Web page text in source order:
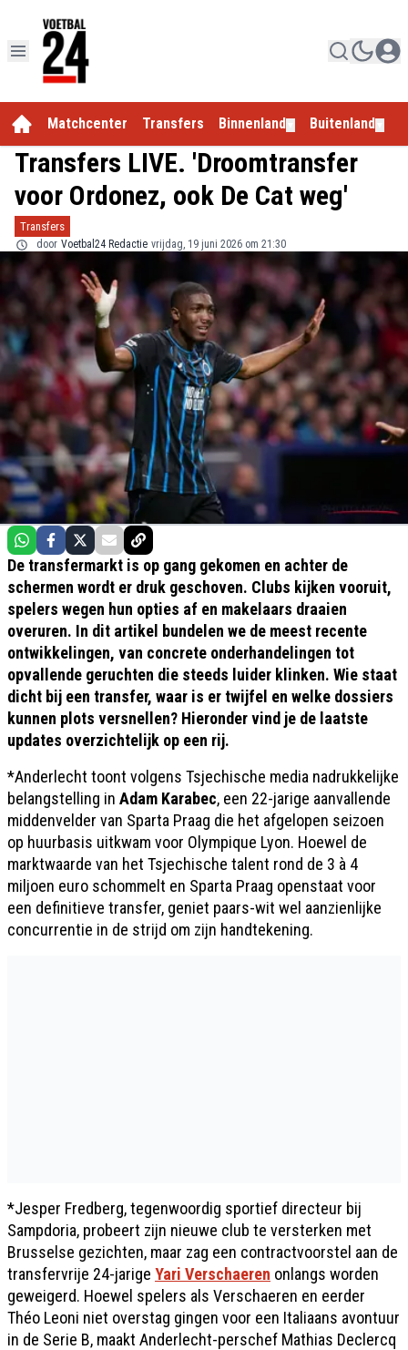
Matchcenter Transfers Binnenland Buitenland
Transfers LIVE. 'Droomtransfer
voor Ordonez, ook De Cat weg'
Transfers
door Voetbal24 Redactie vrijdag, 19 juni 2026 om 21:30
De transfermarkt is op gang gekomen en achter de
schermen wordt er druk geschoven. Clubs kijken vooruit,
spelers wegen hun opties af en makelaars draaien
overuren. In dit artikel bundelen we de meest recente
ontwikkelingen, van concrete onderhandelingen tot
opvallende geruchten die steeds luider klinken. Wie staat
dicht bij een transfer, waar is er twijfel en welke dossiers
kunnen plots versnellen? Hieronder vind je de laatste
updates overzichtelijk op een rij.
*Anderlecht toont volgens Tsjechische media nadrukkelijke
belangstelling in Adam Karabec, een 22-jarige aanvallende
middenvelder van Sparta Praag die het afgelopen seizoen
op huurbasis uitkwam voor Olympique Lyon. Hoewel de
marktwaarde van het Tsjechische talent rond de 3 à 4
miljoen euro schommelt en Sparta Praag openstaat voor
een definitieve transfer, geniet paars-wit wel aanzienlijke
concurrentie in de strijd om zijn handtekening.
*Jesper Fredberg, tegenwoordig sportief directeur bij
Sampdoria, probeert zijn nieuwe club te versterken met
Brusselse gezichten, maar zag een contractvoorstel aan de
transfervrije 24-jarige Yari Verschaeren onlangs worden
geweigerd. Hoewel spelers als Verschaeren en eerder
Théo Leoni niet overstag gingen voor een Italiaans avontuur
in de Serie B, maakt Anderlecht-perschef Mathias Declercq